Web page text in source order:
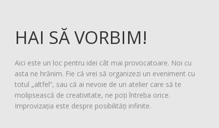
HAI SĂ VORBIM!
Aici este un loc pentru idei cât mai provocatoare. Noi cu
asta ne hrănim. Fie că vrei să organizezi un eveniment cu
totul „altfel”, sau că ai nevoie de un atelier care să te
molipsească de creativitate, ne poți întreba orice.
Improvizația este despre posibilități infinite.